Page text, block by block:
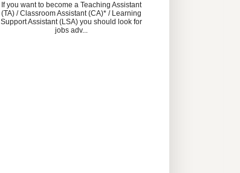
If you want to become a Teaching Assistant
(TA) / Classroom Assistant (CA)* / Learning
Support Assistant (LSA) you should look for
jobs adv...